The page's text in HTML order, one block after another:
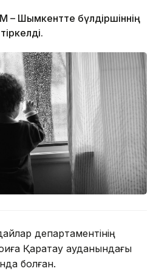
– Шымкентте бүлдіршіннің
департаментінің
Қаратау ауданындағы
болған.